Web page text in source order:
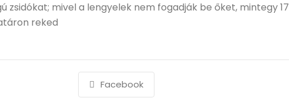
zsidókat; mivel a lengyelek nem fogadják be őket, mintegy 17
reked
Facebook